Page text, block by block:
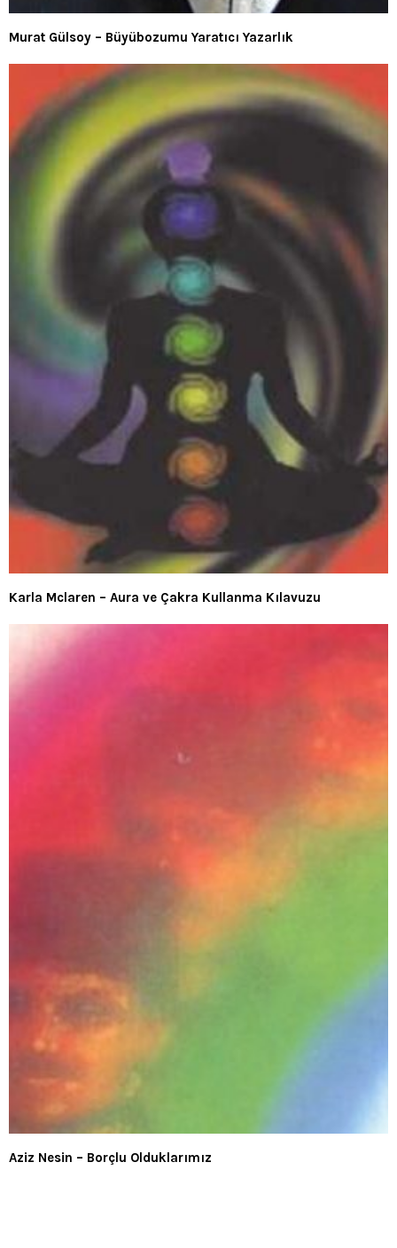
Murat Gülsoy – Büyübozumu Yaratıcı Yazarlık
Karla Mclaren – Aura ve Çakra Kullanma Kılavuzu
Aziz Nesin – Borçlu Olduklarımız